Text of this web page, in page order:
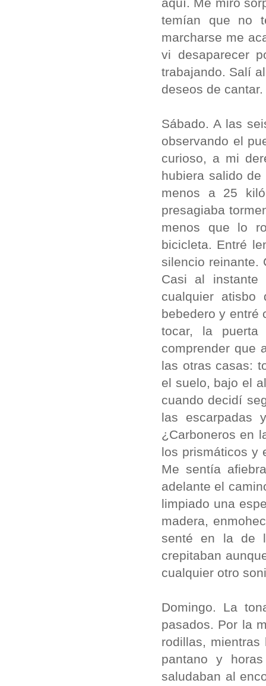
temían que no
marcharse me
vi desaparecer
trabajando. Salí
deseos de
Sábado. A las
observando el
curioso, a mi
hubiera salido
menos a 25
presagiaba
menos que lo
bicicleta. Entré
silencio reinante.
Casi al instante
cualquier
bebedero y entré
tocar, la
comprender que
las otras casas:
el suelo, bajo el
cuando decidí
las escarpadas
¿Carboneros en
los prismáticos y
Me sentía
adelante el
limpiado una
madera,
senté en la de
crepitaban
cualquier otro
Domingo. La
pasados. Por la
rodillas,
pantano y
saludaban al